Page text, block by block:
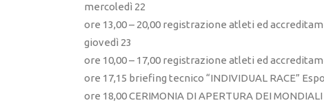
mercoledì 22
ore 13,00 – 20,00 registrazione atleti ed
giovedì 23
ore 10,00 – 17,00 registrazione atleti ed
ore 17,15 briefing tecnico “INDIVIDUAL RACE”
ore 18,00 CERIMONIA DI APERTURA DEI MONDIALI